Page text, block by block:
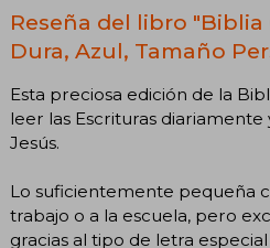
Reseña del libro "Biblia
Dura, Azul, Tamaño
Esta preciosa edición de la
leer las Escrituras diariamente
Jesús.
Lo suficientemente pequeña
trabajo o a la escuela, pero
gracias al tipo de letra